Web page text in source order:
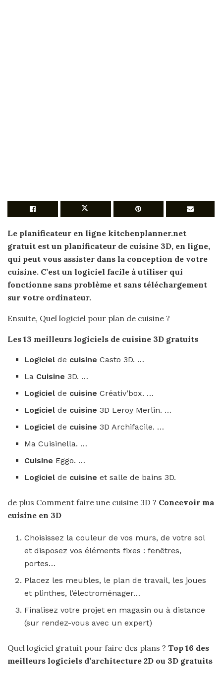
Le planificateur en ligne kitchenplanner.net
gratuit est un planificateur de cuisine 3D, en ligne,
qui peut vous assister dans la conception de votre
cuisine. C’est un logiciel facile à utiliser qui
fonctionne sans problème et sans téléchargement
sur votre ordinateur.
Ensuite, Quel logiciel pour plan de cuisine ?
Les 13 meilleurs logiciels de cuisine 3D gratuits
Logicielde cuisineCasto 3D. …
La Cuisine3D. …
Logicielde cuisineCréativ’box. …
Logicielde cuisine3D Leroy Merlin. …
Logicielde cuisine3D Archifacile. …
Ma Cuisinella. …
Cuisine Eggo. …
Logicielde cuisineet salle de bains 3D.
de plus Comment faire une cuisine 3D ? Concevoir ma
cuisine en 3D
Choisissez la couleur de vos murs, de votre sol
et disposez vos éléments fixes : fenêtres,
portes…
Placez les meubles, le plan de travail, les joues
et plinthes, l’électroménager…
Finalisez votre projet en magasin ou à distance
(sur rendez-vous avec un expert)
Quel logiciel gratuit pour faire des plans ? Top 16 des
meilleurs logiciels d’architecture 2D ou 3D gratuits